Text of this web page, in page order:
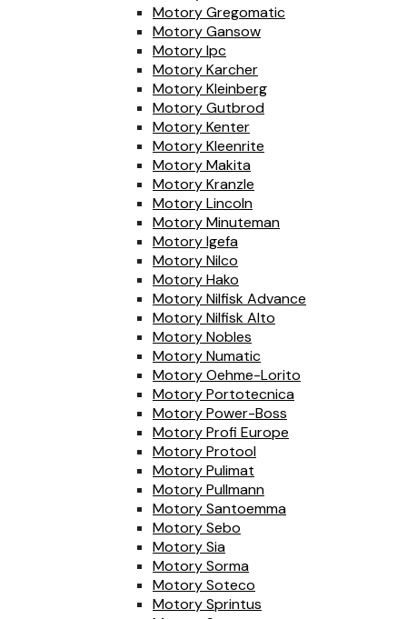
Motory Gregomatic
Motory Gansow
Motory Ipc
Motory Karcher
Motory Kleinberg
Motory Gutbrod
Motory Kenter
Motory Kleenrite
Motory Makita
Motory Kranzle
Motory Lincoln
Motory Minuteman
Motory Igefa
Motory Nilco
Motory Hako
Motory Nilfisk Advance
Motory Nilfisk Alto
Motory Nobles
Motory Numatic
Motory Oehme-Lorito
Motory Portotecnica
Motory Power-Boss
Motory Profi Europe
Motory Protool
Motory Pulimat
Motory Pullmann
Motory Santoemma
Motory Sebo
Motory Sia
Motory Sorma
Motory Soteco
Motory Sprintus